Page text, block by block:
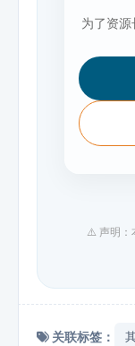
为了资
⚠️ 声明：
关联标签：